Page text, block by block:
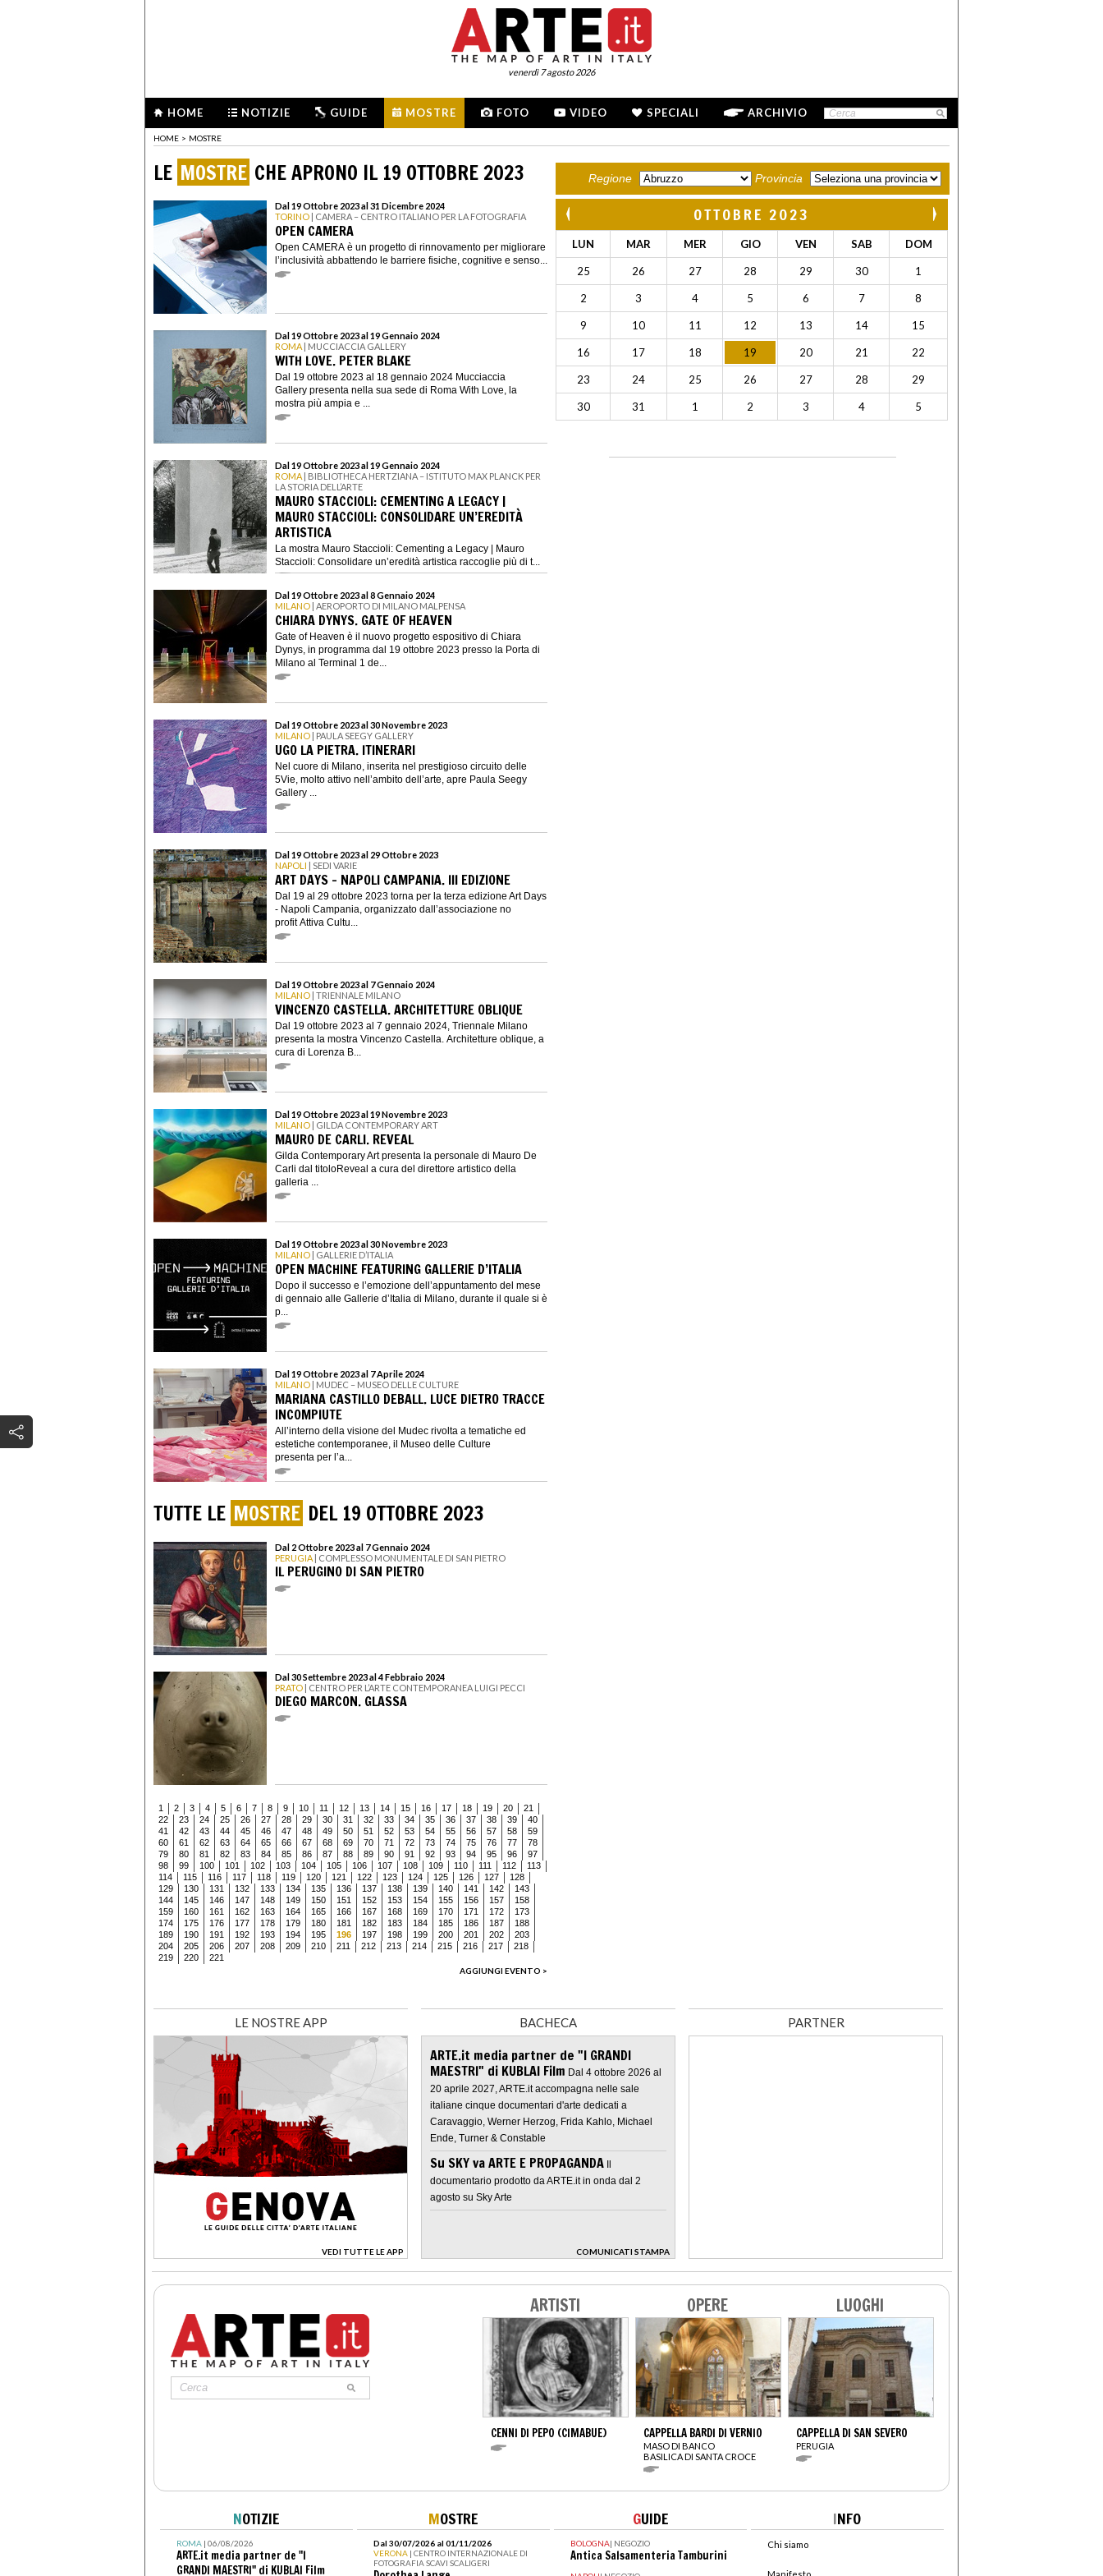
venerdì 7 agosto 2026
HOME NOTIZIE GUIDE MOSTRE FOTO VIDEO SPECIALI ARCHIVIO
HOME > MOSTRE
LE MOSTRE CHE APRONO IL 19 OTTOBRE 2023
Dal 19 Ottobre 2023 al 31 Dicembre 2024
TORINO | CAMERA – CENTRO ITALIANO PER LA FOTOGRAFIA
OPEN CAMERA
Open CAMERA è un progetto di rinnovamento per migliorare
l’inclusività abbattendo le barriere fisiche, cognitive e senso...
Dal 19 Ottobre 2023 al 19 Gennaio 2024
ROMA | MUCCIACCIA GALLERY
WITH LOVE. PETER BLAKE
Dal 19 ottobre 2023 al 18 gennaio 2024 Mucciaccia
Gallery presenta nella sua sede di Roma With Love, la
mostra più ampia e ...
Dal 19 Ottobre 2023 al 19 Gennaio 2024
ROMA | BIBLIOTHECA HERTZIANA – ISTITUTO MAX PLANCK PER
LA STORIA DELL’ARTE
MAURO STACCIOLI: CEMENTING A LEGACY |
MAURO STACCIOLI: CONSOLIDARE UN’EREDITÀ
ARTISTICA
La mostra Mauro Staccioli: Cementing a Legacy | Mauro
Staccioli: Consolidare un’eredità artistica raccoglie più di t...
Dal 19 Ottobre 2023 al 8 Gennaio 2024
MILANO | AEROPORTO DI MILANO MALPENSA
CHIARA DYNYS. GATE OF HEAVEN
Gate of Heaven è il nuovo progetto espositivo di Chiara
Dynys, in programma dal 19 ottobre 2023 presso la Porta di
Milano al Terminal 1 de...
Dal 19 Ottobre 2023 al 30 Novembre 2023
MILANO | PAULA SEEGY GALLERY
UGO LA PIETRA. ITINERARI
Nel cuore di Milano, inserita nel prestigioso circuito delle
5Vie, molto attivo nell’ambito dell’arte, apre Paula Seegy
Gallery ...
Dal 19 Ottobre 2023 al 29 Ottobre 2023
NAPOLI | SEDI VARIE
ART DAYS - NAPOLI CAMPANIA. III EDIZIONE
Dal 19 al 29 ottobre 2023 torna per la terza edizione Art Days
- Napoli Campania, organizzato dall’associazione no
profit Attiva Cultu...
Dal 19 Ottobre 2023 al 7 Gennaio 2024
MILANO | TRIENNALE MILANO
VINCENZO CASTELLA. ARCHITETTURE OBLIQUE
Dal 19 ottobre 2023 al 7 gennaio 2024, Triennale Milano
presenta la mostra Vincenzo Castella. Architetture oblique, a
cura di Lorenza B...
Dal 19 Ottobre 2023 al 19 Novembre 2023
MILANO | GILDA CONTEMPORARY ART
MAURO DE CARLI. REVEAL
Gilda Contemporary Art presenta la personale di Mauro De
Carli dal titoloReveal a cura del direttore artistico della
galleria ...
Dal 19 Ottobre 2023 al 30 Novembre 2023
MILANO | GALLERIE D’ITALIA
OPEN MACHINE FEATURING GALLERIE D’ITALIA
Dopo il successo e l’emozione dell’appuntamento del mese
di gennaio alle Gallerie d’Italia di Milano, durante il quale si è
p...
Dal 19 Ottobre 2023 al 7 Aprile 2024
MILANO | MUDEC – MUSEO DELLE CULTURE
MARIANA CASTILLO DEBALL. LUCE DIETRO TRACCE
INCOMPIUTE
All’interno della visione del Mudec rivolta a tematiche ed
estetiche contemporanee, il Museo delle Culture
presenta per l’a...
TUTTE LE MOSTRE DEL 19 OTTOBRE 2023
Dal 2 Ottobre 2023 al 7 Gennaio 2024
PERUGIA | COMPLESSO MONUMENTALE DI SAN PIETRO
IL PERUGINO DI SAN PIETRO
Dal 30 Settembre 2023 al 4 Febbraio 2024
PRATO | CENTRO PER L’ARTE CONTEMPORANEA LUIGI PECCI
DIEGO MARCON. GLASSA
1 2 3 4 5 6 7 8 9 10 11 12 13 14 15 16 17 18 19 20
21
22
23 24 25 26 27 28 29 30 31 32 33 34 35 36 37 38 39
40
41
42 43 44 45 46 47 48 49 50 51 52 53 54 55 56 57 58
59
60
61 62 63 64 65 66 67 68 69 70 71 72 73 74 75 76 77
78
79
80 81 82 83 84 85 86 87 88 89 90 91 92 93 94 95 96
97
98
99 100 101 102 103 104 105 106 107 108 109 110 111 112
113
114
115 116 117 118 119 120 121 122 123 124 125 126 127
128
129
130 131 132 133 134 135 136 137 138 139 140 141 142
143
144
145 146 147 148 149 150 151 152 153 154 155 156 157
158
159
160 161 162 163 164 165 166 167 168 169 170 171 172
173
174
175 176 177 178 179 180 181 182 183 184 185 186 187
188
189
190 191 192 193 194 195 196 197 198 199 200 201 202
203
204
205 206 207 208 209 210 211 212 213 214 215 216 217
218
219
220
221
AGGIUNGI EVENTO >
Regione Provincia
OTTOBRE 2023
LUN MAR MER GIO VEN SAB DOM
25 26 27 28 29 30 1
2 3 4 5 6 7 8
9 10 11 12 13 14 15
16 17 18 19 20 21 22
23 24 25 26 27 28 29
30 31 1 2 3 4 5
LE NOSTRE APP
VEDI TUTTE LE APP
>
BACHECA
ARTE.it media partner de "I GRANDI
MAESTRI" di KUBLAI Film Dal 4 ottobre 2026 al
20 aprile 2027, ARTE.it accompagna nelle sale
italiane cinque documentari d'arte dedicati a
Caravaggio, Werner Herzog, Frida Kahlo, Michael
Ende, Turner & Constable
Su SKY va ARTE E PROPAGANDA Il
documentario prodotto da ARTE.it in onda dal 2
agosto su Sky Arte
COMUNICATI STAMPA
>
PARTNER
ARTISTI
CENNI DI PEPO (CIMABUE)
OPERE
CAPPELLA BARDI DI VERNIO
MASO DI BANCO
BASILICA DI SANTA CROCE
LUOGHI
CAPPELLA DI SAN SEVERO
PERUGIA
NOTIZIE
ROMA| 06/08/2026
ARTE.it media partner de "I
GRANDI MAESTRI" di KUBLAI Film
MOSTRE
Dal 30/07/2026 al 01/11/2026
VERONA | CENTRO INTERNAZIONALE DI
FOTOGRAFIA SCAVI SCALIGERI
GUIDE
BOLOGNA| NEGOZIO
Antica Salsamenteria Tamburini
INFO
Chi siamo
Manifesto